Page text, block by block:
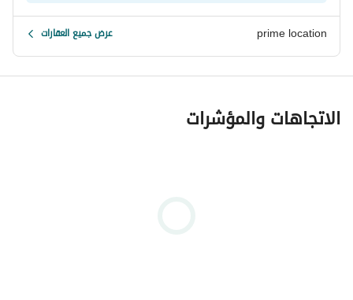
prime location عرض جميع العقارات
الاتجاهات والمؤشرات